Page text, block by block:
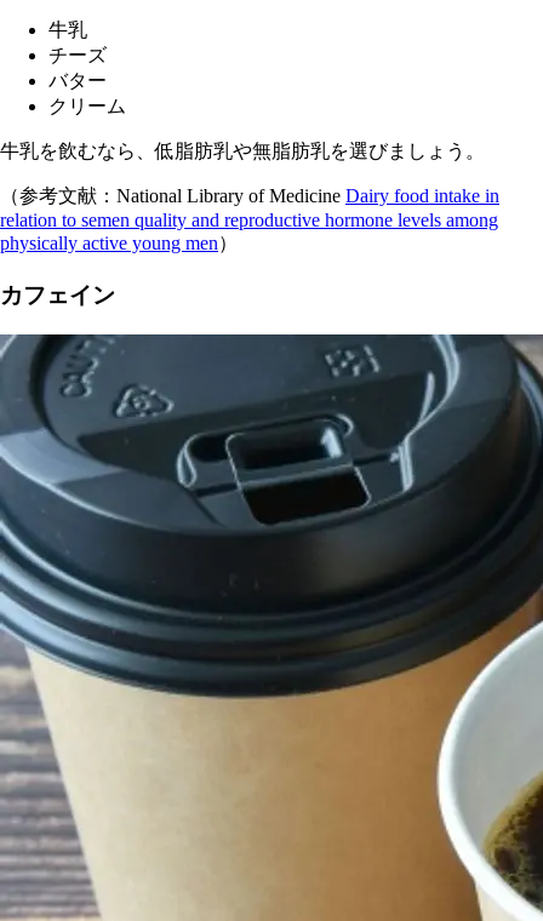
牛乳
チーズ
バター
クリーム
牛乳を飲むなら、低脂肪乳や無脂肪乳を選びましょう。
（参考文献：National Library of Medicine Dairy food intake in
relation to semen quality and reproductive hormone levels among
physically active young men）
カフェイン